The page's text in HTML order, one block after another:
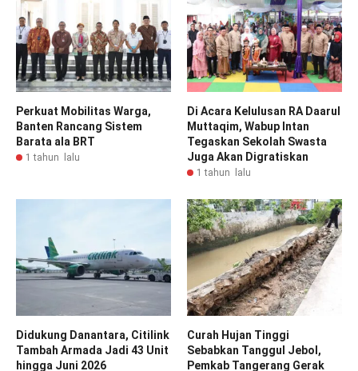
Perkuat Mobilitas Warga,
Banten Rancang Sistem
Barata ala BRT
1 tahun lalu
Di Acara Kelulusan RA Daarul
Muttaqim, Wabup Intan
Tegaskan Sekolah Swasta
Juga Akan Digratiskan
1 tahun lalu
Didukung Danantara, Citilink
Tambah Armada Jadi 43 Unit
hingga Juni 2026
Curah Hujan Tinggi
Sebabkan Tanggul Jebol,
Pemkab Tangerang Gerak